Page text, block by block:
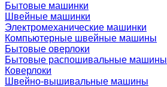
Бытовые машинки
Швейные машинки
Электромеханические машинки
Компьютерные швейные машины
Бытовые оверлоки
Бытовые распошивальные машины
Коверлоки
Швейно-вышивальные машины